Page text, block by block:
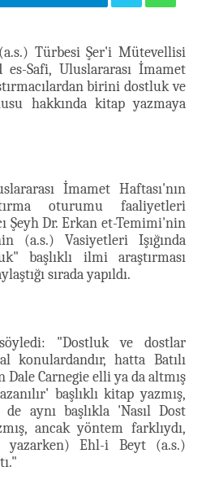
Türbesi Şer'i Mütevellisi
Safi, Uluslararası İmamet
birini dostluk ve
hakkında kitap yazmaya
İmamet Haftası'nın
oturumu faaliyetleri
Şeyh Dr. Erkan et-Temimi'nin
(a.s.) Vasiyetleri Işığında
başlıklı ilmi araştırması
sırada yapıldı.
"Dostluk ve dostlar
konulardandır, hatta Batılı
Carnegie elli ya da altmış
başlıklı kitap yazmış,
aynı başlıkla 'Nasıl Dost
ancak yöntem farklıydı,
yazarken) Ehl-i Beyt (a.s.)